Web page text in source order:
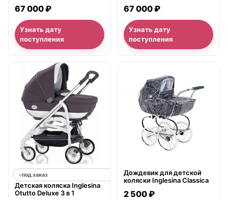
67 000 ₽
Узнать дату
поступления
67 000 ₽
Узнать дату
поступления
под заказ
Детская коляска Inglesina
Otutto Deluxe 3 в 1
Дождевик для детской
коляски Inglesina Classica
2 500 ₽